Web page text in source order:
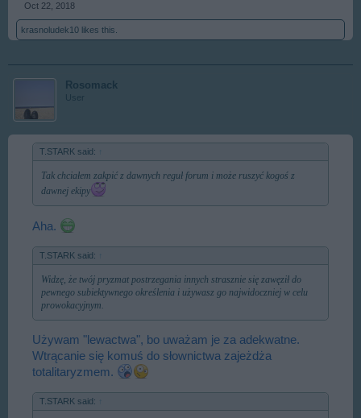
Oct 22, 2018
krasnoludek10 likes this.
Rosomack
User
T.STARK said:
Tak chciałem zakpić z dawnych reguł forum i może ruszyć kogoś z
dawnej ekipy
Aha.
T.STARK said:
Widzę, że twój pryzmat postrzegania innych strasznie się zawęził do
pewnego subiektywnego określenia i używasz go najwidoczniej w celu
prowokacyjnym.
Używam "lewactwa", bo uważam je za adekwatne.
Wtrącanie się komuś do słownictwa zajeżdża
totalitaryzmem.
T.STARK said: